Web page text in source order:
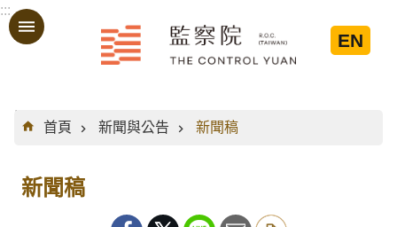
跳到主要內容區塊
:::
EN
:::
首頁
新聞與公告 新聞稿
新聞稿